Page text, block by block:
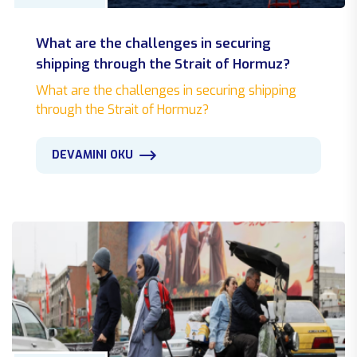
Türkiye Ve Irak Yeni Dönem
22 Mart 2024
11 Mart 2024
What are the challenges in securing
shipping through the Strait of Hormuz?
What are the challenges in securing shipping
through the Strait of Hormuz?
DEVAMINI OKU